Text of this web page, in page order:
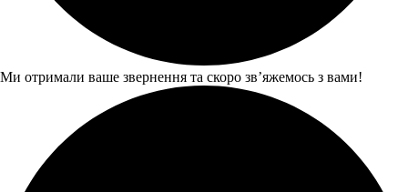
Ми отримали ваше звернення та скоро звʼяжемось з вами!